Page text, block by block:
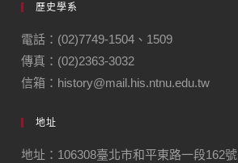
歷史學系
電話：(02)7749-1504、1509
傳真：(02)2363-3032
信箱：history@mail.his.ntnu.edu.tw
地址
地址：106308臺北市和平東路一段162號